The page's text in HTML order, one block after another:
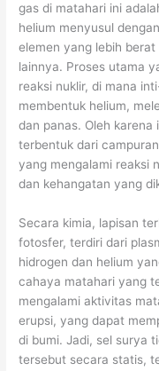
gas di matahari ini
helium menyusul
elemen yang lebih
lainnya. Proses utama
reaksi nuklir, di mana
membentuk helium,
dan panas. Oleh
terbentuk dari
yang mengalami reaksi
dan kehangatan yang
Secara kimia, lapisan
fotosfer, terdiri dari
hidrogen dan helium
cahaya matahari yang
mengalami aktivitas
erupsi, yang dapat
di bumi. Jadi, sel surya
tersebut secara statis,